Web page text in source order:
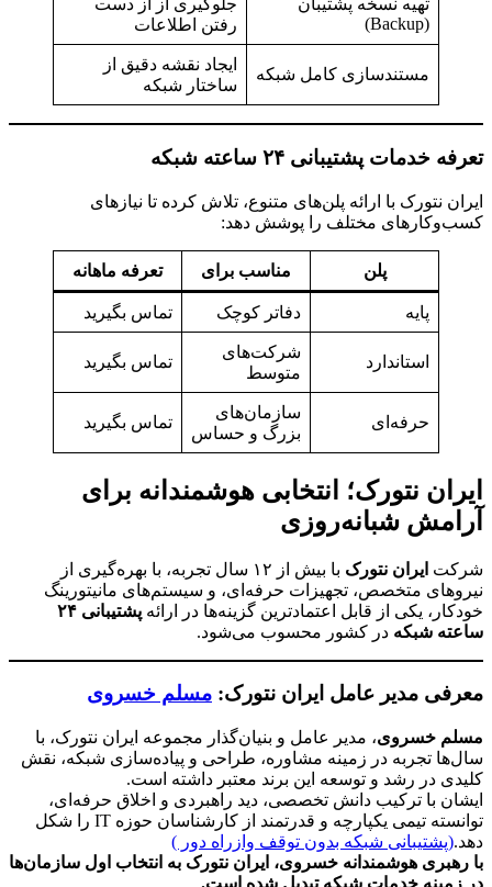
تهیه نسخه پشتیبان
(Backup)
جلوگیری از از دست
رفتن اطلاعات
مستندسازی کامل شبکه
ایجاد نقشه دقیق از
ساختار شبکه
تعرفه خدمات پشتیبانی ۲۴ ساعته شبکه
ایران نتورک با ارائه پلن‌های متنوع، تلاش کرده تا نیازهای
کسب‌وکارهای مختلف را پوشش دهد:
پلن مناسب برای تعرفه ماهانه
پایه دفاتر کوچک تماس بگیرید
استاندارد
شرکت‌های
متوسط
تماس بگیرید
حرفه‌ای
سازمان‌های
بزرگ و حساس
تماس بگیرید
ایران نتورک؛ انتخابی هوشمندانه برای
آرامش شبانه‌روزی
شرکت ایران نتورک
با بیش از ۱۲ سال تجربه، با بهره‌گیری از
نیروهای متخصص، تجهیزات حرفه‌ای، و سیستم‌های مانیتورینگ
خودکار، یکی از قابل اعتمادترین گزینه‌ها در ارائه
پشتیبانی ۲۴
ساعته شبکه در کشور محسوب می‌شود.
معرفی مدیر عامل ایران نتورک: مسلم خسروی
مسلم خسروی، مدیر عامل و بنیان‌گذار مجموعه ایران نتورک، با
سال‌ها تجربه در زمینه مشاوره، طراحی و پیاده‌سازی شبکه، نقش
کلیدی در رشد و توسعه این برند معتبر داشته است.
ایشان با ترکیب دانش تخصصی، دید راهبردی و اخلاق حرفه‌ای،
توانسته تیمی یکپارچه و قدرتمند از کارشناسان حوزه IT را شکل
دهد.(پشتیبانی شبکه بدون توقف وازراه دور )
با رهبری هوشمندانه خسروی، ایران نتورک به انتخاب اول سازمان‌ها
در زمینه خدمات شبکه تبدیل شده است.